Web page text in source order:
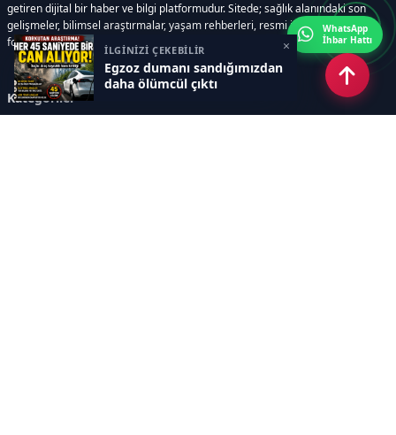
İLGİNİZİ ÇEKEBİLİR
Egzoz dumanı sandığımızdan
daha ölümcül çıktı
×
getiren dijital bir haber ve bilgi platformudur. Sitede; sağlık alanındaki son
gelişmeler, bilimsel araştırmalar, yaşam rehberleri, resmi ilanlar, video ve
fotoğraf galerileri ve e-gazete içerikleri yer almaktadır.
Kategoriler
WhatsApp
İhbar Hattı